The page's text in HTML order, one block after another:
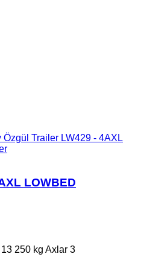
Özgül Trailer LW429 - 4AXL
LOWBED
13 250 kg Axlar 3